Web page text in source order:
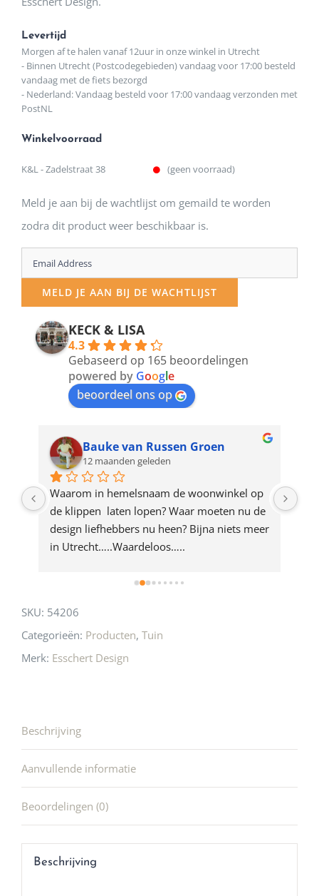
Levertijd
Morgen af te halen vanaf 12uur in onze winkel in Utrecht
- Binnen Utrecht (Postcodegebieden) vandaag voor 17:00 besteld
vandaag met de fiets bezorgd
- Nederland: Vandaag besteld voor 17:00 vandaag verzonden met
PostNL
Winkelvoorraad
K&L - Zadelstraat 38 (geen voorraad)
Meld je aan bij de wachtlijst om gemaild te worden
zodra dit product weer beschikbaar is.
Enter
your
email
address
product
MELD JE AAN BIJ DE WACHTLIJST
KECK & LISA
4.3
Gebaseerd op 165 beoordelingen
powered by Google
beoordeel ons op
Bauke van Russen Groen
12 maanden geleden
Waarom in hemelsnaam de woonwinkel op
de klippen  laten lopen? Waar moeten nu de
design liefhebbers nu heen? Bijna niets meer
in Utrecht…..Waardeloos…..
SKU: 54206
Categorieën: Producten, Tuin
Merk: Esschert Design
Beschrijving
Aanvullende informatie
Beoordelingen (0)
Beschrijving